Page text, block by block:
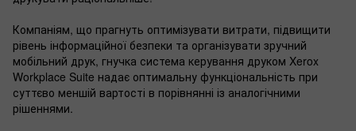
Компаніям, що прагнуть оптимізувати витрати, підвищити
рівень інформаційної безпеки та організувати зручний
мобільний друк, гнучка система керування друком Xerox
Workplace Suite надає оптимальну функціональність при
суттєво меншій вартості в порівнянні із аналогічними
рішеннями.